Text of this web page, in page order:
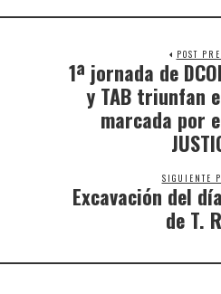
POST
1ª jornada de
y TAB triunfan
marcada por
SIGUIENTE
Excavación del
de T.